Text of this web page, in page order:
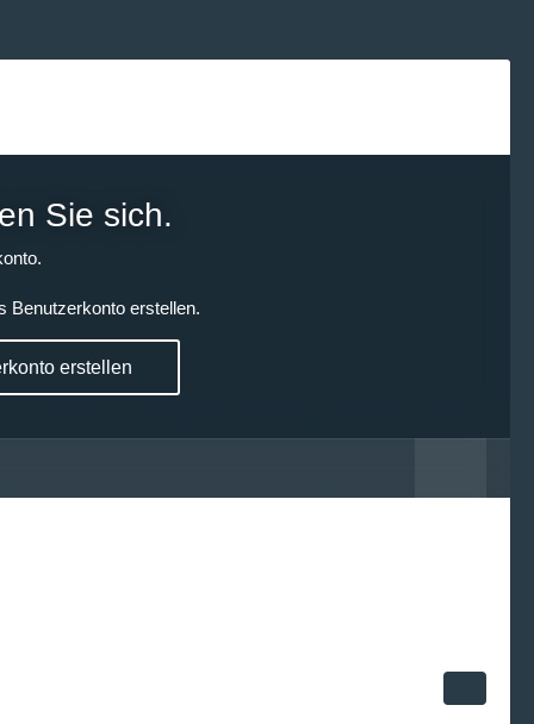
Sie sich.
Benutzerkonto erstellen.
erstellen